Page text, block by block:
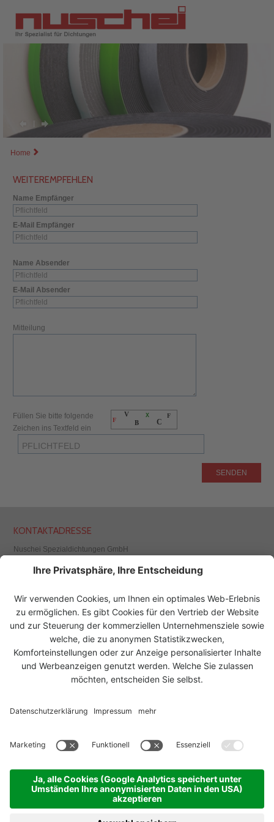
Home
WEITEREMPFEHLEN
Name Empfänger
E-Mail Empfänger
Name Absender
E-Mail Absender
Mitteilung
Füllen Sie bitte folgende
Zeichen ins Textfeld ein
F
X
C
F
B
V
SENDEN
UNSERE LÖSUNGEN FÜR
KONTAKTADRESSE
Nuschei Spezialdichtungen GmbH
1230 Wien, Österreich
Fax +43 1 526 65 87
office@nuschei.at
www.nuschei.at
© 2026 Nuschei Spezialdichtungen GmbH
Impressum
Sitemap
Datenschutz Einstellungen